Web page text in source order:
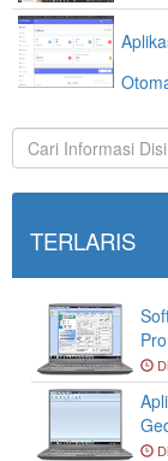
TERLARIS
Pro